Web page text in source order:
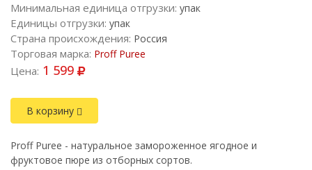
Минимальная единица отгрузки: упак
Единицы отгрузки: упак
Страна происхождения: Россия
Торговая марка: Proff Puree
Цена: 1 599
В корзину
Proff Puree - натуральное замороженное ягодное и
фруктовое пюре из отборных сортов.